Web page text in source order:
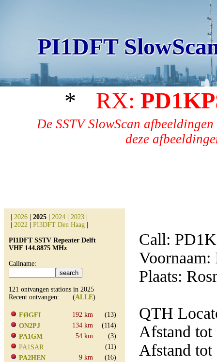
PI1DFT
* RX:
De SSTV SlowScan
deze
2026 2025 2024 2023
2022 PI3DFT Den Haag
PI1DFT SSTV Repeater Delft
VHF 144.8875 MHz
Callname:
121 ontvangen stations in 2025
Recent ontvangen: (ALLE)
FØGFI 192 km
(13)
ON2PJ
134 km
(114)
PA1GM
54 km
(3)
PA1SAR
(11)
PA2HEN
9 km
(16)
Call:
Voornaam:
Plaats:
QTH
Afstand tot
Afstand tot